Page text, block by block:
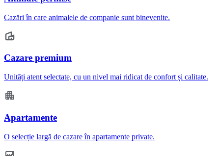
Cazări în care animalele de companie sunt binevenite.
Cazare premium
Unități atent selectate, cu un nivel mai ridicat de confort și calitate.
Apartamente
O selecție largă de cazare în apartamente private.